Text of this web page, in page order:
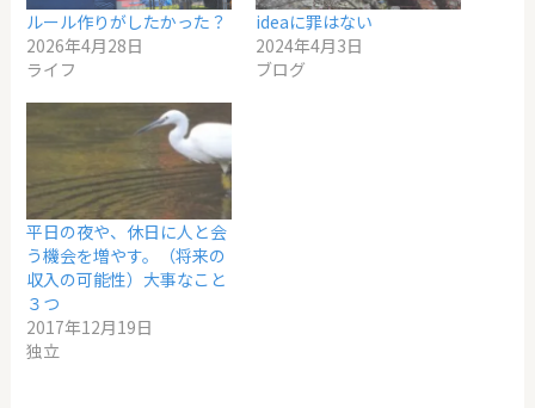
ルール作りがしたかった？
2026年4月28日
ライフ
ideaに罪はない
2024年4月3日
ブログ
平日の夜や、休日に人と会
う機会を増やす。（将来の
収入の可能性）大事なこと
３つ
2017年12月19日
独立